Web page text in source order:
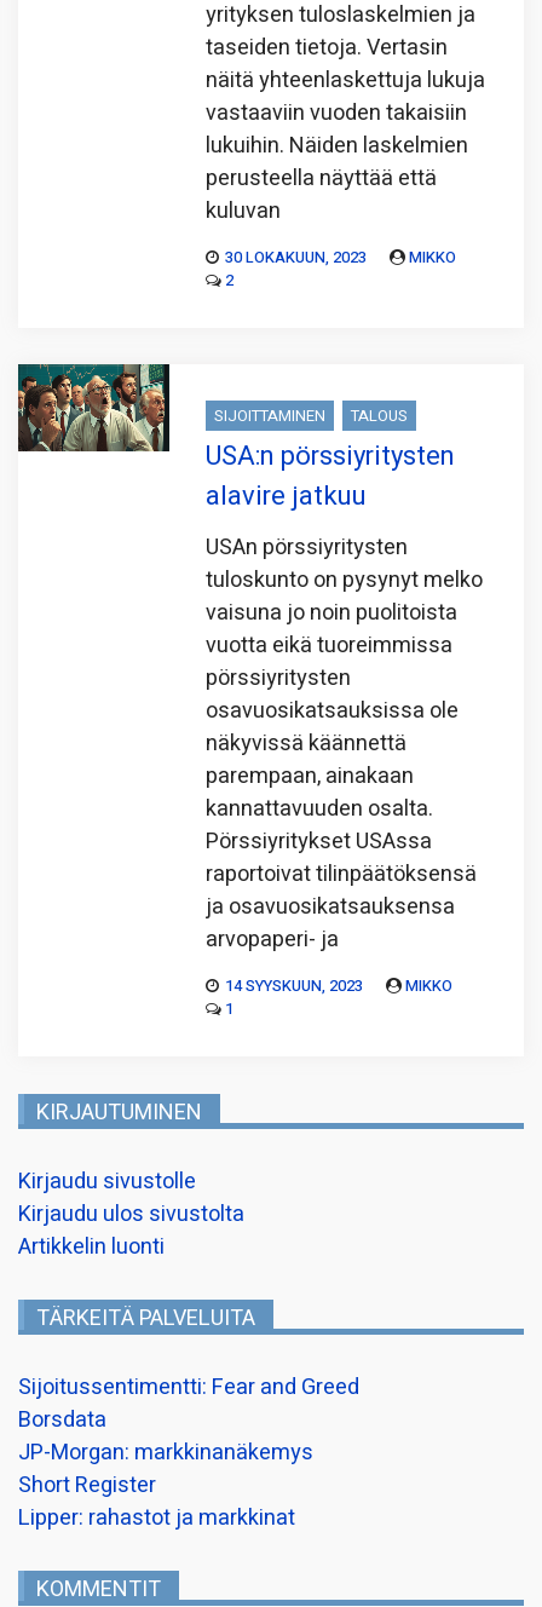
yrityksen tuloslaskelmien ja
taseiden tietoja. Vertasin
näitä yhteenlaskettuja lukuja
vastaaviin vuoden takaisiin
lukuihin. Näiden laskelmien
perusteella näyttää että
kuluvan
30 LOKAKUUN, 2023
MIKKO
2
SIJOITTAMINEN TALOUS
USA:n pörssiyritysten
alavire jatkuu
USAn pörssiyritysten
tuloskunto on pysynyt melko
vaisuna jo noin puolitoista
vuotta eikä tuoreimmissa
pörssiyritysten
osavuosikatsauksissa ole
näkyvissä käännettä
parempaan, ainakaan
kannattavuuden osalta.
Pörssiyritykset USAssa
raportoivat tilinpäätöksensä
ja osavuosikatsauksensa
arvopaperi- ja
14 SYYSKUUN, 2023
MIKKO
1
KIRJAUTUMINEN
Kirjaudu sivustolle
Kirjaudu ulos sivustolta
Artikkelin luonti
TÄRKEITÄ PALVELUITA
Sijoitussentimentti: Fear and Greed
Borsdata
JP-Morgan: markkinanäkemys
Short Register
Lipper: rahastot ja markkinat
KOMMENTIT